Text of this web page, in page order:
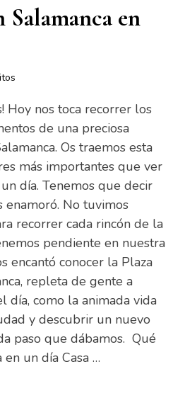
Salamanca en
Hoy nos toca recorrer los
de una preciosa
Os traemos esta
más importantes que ver
día. Tenemos que decir
enamoró. No tuvimos
recorrer cada rincón de la
pendiente en nuestra
encantó conocer la Plaza
repleta de gente a
día, como la animada vida
y descubrir un nuevo
paso que dábamos. Qué
en un día Casa …